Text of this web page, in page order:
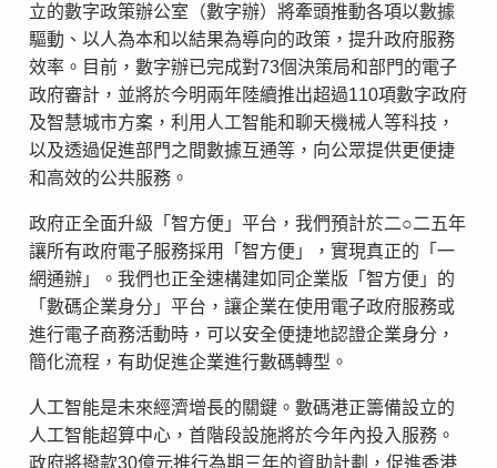
立的數字政策辦公室（數字辦）將牽頭推動各項以數據
驅動、以人為本和以結果為導向的政策，提升政府服務
效率。目前，數字辦已完成對73個決策局和部門的電子
政府審計，並將於今明兩年陸續推出超過110項數字政府
及智慧城市方案，利用人工智能和聊天機械人等科技，
以及透過促進部門之間數據互通等，向公眾提供更便捷
和高效的公共服務。
政府正全面升級「智方便」平台，我們預計於二○二五年
讓所有政府電子服務採用「智方便」，實現真正的「一
網通辦」。我們也正全速構建如同企業版「智方便」的
「數碼企業身分」平台，讓企業在使用電子政府服務或
進行電子商務活動時，可以安全便捷地認證企業身分，
簡化流程，有助促進企業進行數碼轉型。
人工智能是未來經濟增長的關鍵。數碼港正籌備設立的
人工智能超算中心，首階段設施將於今年內投入服務。
政府將撥款30億元推行為期三年的資助計劃，促進香港